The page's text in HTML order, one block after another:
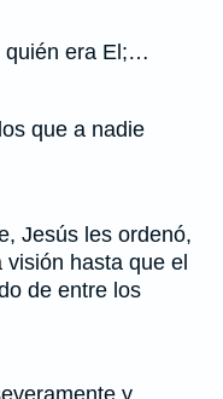
quién era El;…
que a nadie
Jesús les ordenó,
hasta que el
de entre los